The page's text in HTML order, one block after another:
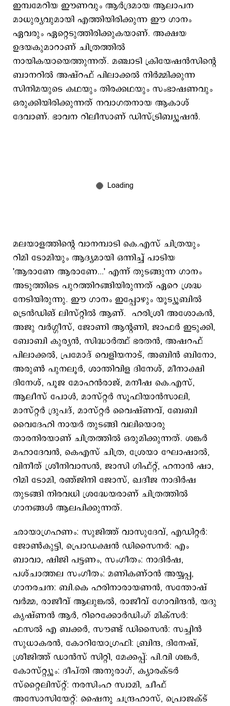
ഇമ്പമേറിയ ഈണവും ആർദ്രമായ ആലാപന
മാധുര്യവുമായി എത്തിയിരിക്കുന്ന ഈ ഗാനം
ഏവരും ഏറ്റെടുത്തിരിക്കുകയാണ്. അക്ഷയ
ഉദയകുമാറാണ് ചിത്രത്തിൽ
നായികയായെത്തുന്നത്. മഞ്ചാടി ക്രിയേഷൻസിന്‍റെ
ബാനറിൽ അഷ്റഫ് പിലാക്കൽ നിർമ്മിക്കുന്ന
സിനിമയുടെ കഥയും തിരക്കഥയും സംഭാഷണവും
ഒരുക്കിയിരിക്കുന്നത് നവാഗതനായ ആകാശ്
ദേവാണ്. ഭാവന റിലീസാണ് ഡിസ്ട്രിബ്യൂഷൻ.
മലയാളത്തിന്‍റെ വാനമ്പാടി കെ.എസ് ചിത്രയും
റിമി ടോമിയും ആദ്യമായി ഒന്നിച്ച് പാടിയ
'ആരാണേ ആരാണേ...' എന്ന് തുടങ്ങുന്ന ഗാനം
അടുത്തിടെ പുറത്തിറങ്ങിയിരുന്നത് ഏറെ ശ്രദ്ധ
നേടിയിരുന്നു. ഈ ഗാനം ഇപ്പോഴും യൂട്യൂബിൽ
ട്രെൻഡിങ് ലിസ്റ്റിൽ ആണ്. ഹരിശ്രീ അശോകൻ,
അജു വർഗ്ഗീസ്, ജോണി ആന്‍റണി, ജാഫർ ഇടുക്കി,
ബോബി കുര്യൻ, സിദ്ധാർത്ഥ് ഭരതൻ, അഷറഫ്
പിലാക്കൽ, പ്രമോദ് വെളിയനാട്, അബിൻ ബിനോ,
അരുൺ പുനലൂർ, ശാന്തിവിള ദിനേശ്, മീനാക്ഷി
ദിനേശ്, പൂജ മോഹൻരാജ്, മനീഷ കെ.എസ്,
ആലീസ് പോൾ, മാസ്റ്റർ സൂഫിയാൻസാലി,
മാസ്റ്റർ ദ്രുപദ്, മാസ്റ്റർ വൈഷ്ണവ്, ബേബി
വൈദേഹി നായർ തുടങ്ങി വലിയൊരു
താരനിരയാണ് ചിത്രത്തിൽ ഒരുമിക്കുന്നത്. ശങ്കർ
മഹാദേവൻ, കെഎസ് ചിത്ര, ശ്രേയാ ഘോഷാൽ,
വിനീത് ശ്രീനിവാസൻ, ജാസി ഗിഫ്റ്റ്, ഹനാൻ ഷാ,
റിമി ടോമി, രഞ്ജിനി ജോസ്, ഖദീജ നാദിര്‍ഷ
തുടങ്ങി നിരവധി ശ്രദ്ധേയരാണ് ചിത്രത്തിൽ
ഗാനങ്ങള്‍ ആലപിക്കുന്നത്.
ഛായാഗ്രഹണം: സുജിത്ത് വാസുദേവ്, എഡിറ്റർ:
ജോൺകുട്ടി, പ്രൊഡക്ഷൻ ഡിസൈനർ: എം
ബാവാ, ഷിജി പട്ടണം, സംഗീതം: നാദിര്‍ഷ,
പശ്ചാത്തല സംഗീതം: മണികണ്ഠൻ അയ്യപ്പ,
ഗാനരചന: ബി.കെ ഹരിനാരായണൻ, സന്തോഷ്
വർമ്മ, രാജീവ് ആലുങ്കൽ, രാജീവ് ഗോവിന്ദൻ, യദു
കൃഷ്ണൻ ആർ, റിറെക്കോ‍ർഡിംഗ് മിക്സർ:
ഫസൽ എ ബക്കർ, സൗണ്ട് ഡിസൈൻ: സച്ചിൻ
സുധാകരൻ, കോറിയോഗ്രഫി: ബ്രിന്ദ, ദിനേഷ്,
ശ്രീജിത്ത് ഡാൻസ് സിറ്റി, മേക്കപ്പ്: പി.വി ശങ്കർ,
കോസ്റ്റ്യൂം: ദീപ്തി അനുരാഗ്, ക്യാരക്ടർ
സ്റ്റൈലിസ്റ്റ്: നരസിംഹ സ്വാമി, ചീഫ്
അസോസിയേറ്റ്: ഷൈനു ചന്ദ്രഹാസ്, പ്രൊജക്ട്